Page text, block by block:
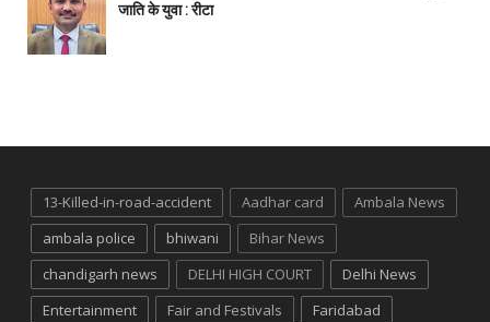
जाति के युवा : रीटा
13-Killed-in-road-accident Aadhar card
Ambala News
ambala police
bhiwani
Bihar News
chandigarh news
DELHI HIGH COURT
Delhi News
Entertainment
Fair and Festivals
Faridabad